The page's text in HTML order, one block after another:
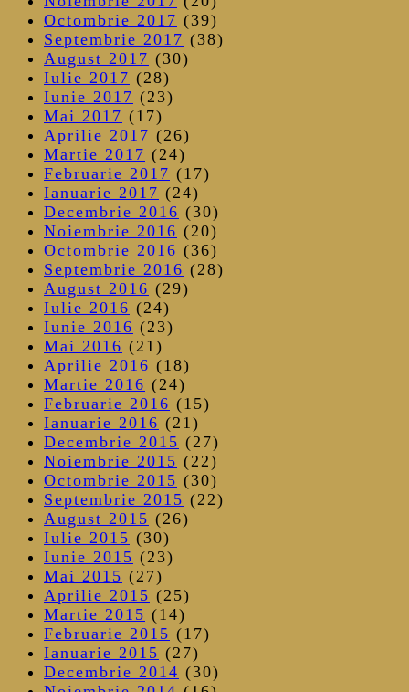
Octombrie 2017 (39)
Septembrie 2017 (38)
August 2017 (30)
Iulie 2017 (28)
Iunie 2017 (23)
Mai 2017 (17)
Aprilie 2017 (26)
Martie 2017 (24)
Februarie 2017 (17)
Ianuarie 2017 (24)
Decembrie 2016 (30)
Noiembrie 2016 (20)
Octombrie 2016 (36)
Septembrie 2016 (28)
August 2016 (29)
Iulie 2016 (24)
Iunie 2016 (23)
Mai 2016 (21)
Aprilie 2016 (18)
Martie 2016 (24)
Februarie 2016 (15)
Ianuarie 2016 (21)
Decembrie 2015 (27)
Noiembrie 2015 (22)
Octombrie 2015 (30)
Septembrie 2015 (22)
August 2015 (26)
Iulie 2015 (30)
Iunie 2015 (23)
Mai 2015 (27)
Aprilie 2015 (25)
Martie 2015 (14)
Februarie 2015 (17)
Ianuarie 2015 (27)
Decembrie 2014 (30)